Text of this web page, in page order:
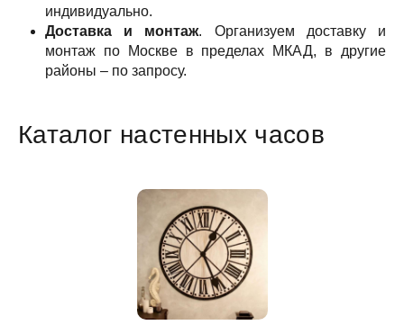
индивидуально.
Доставка и монтаж. Организуем доставку и
монтаж по Москве в пределах МКАД, в другие
районы – по запросу.
Каталог настенных часов